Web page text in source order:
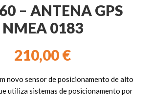
– ANTENA GPS
NMEA 0183
210,00€
novo sensor de posicionamento de alto
utiliza sistemas de posicionamento por